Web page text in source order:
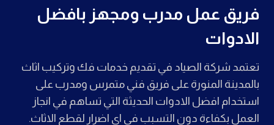
فريق عمل مدرب ومجهز بافضل
الادوات
تعتمد شركة الصياد في تقديم خدمات فك وتركيب اثاث
بالمدينة المنورة على فريق فني متمرس ومدرب على
استخدام افضل الادوات الحديثة التي تساهم في انجاز
العمل بكفاءة دون التسبب في اي اضرار لقطع الاثاث.